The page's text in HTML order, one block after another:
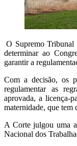
O Supremo Tribunal
determinar ao
garantir a
Com a decisão, os
regulamentar as
aprovada, a licença-
maternidade, que tem
A Corte julgou uma
Nacional dos